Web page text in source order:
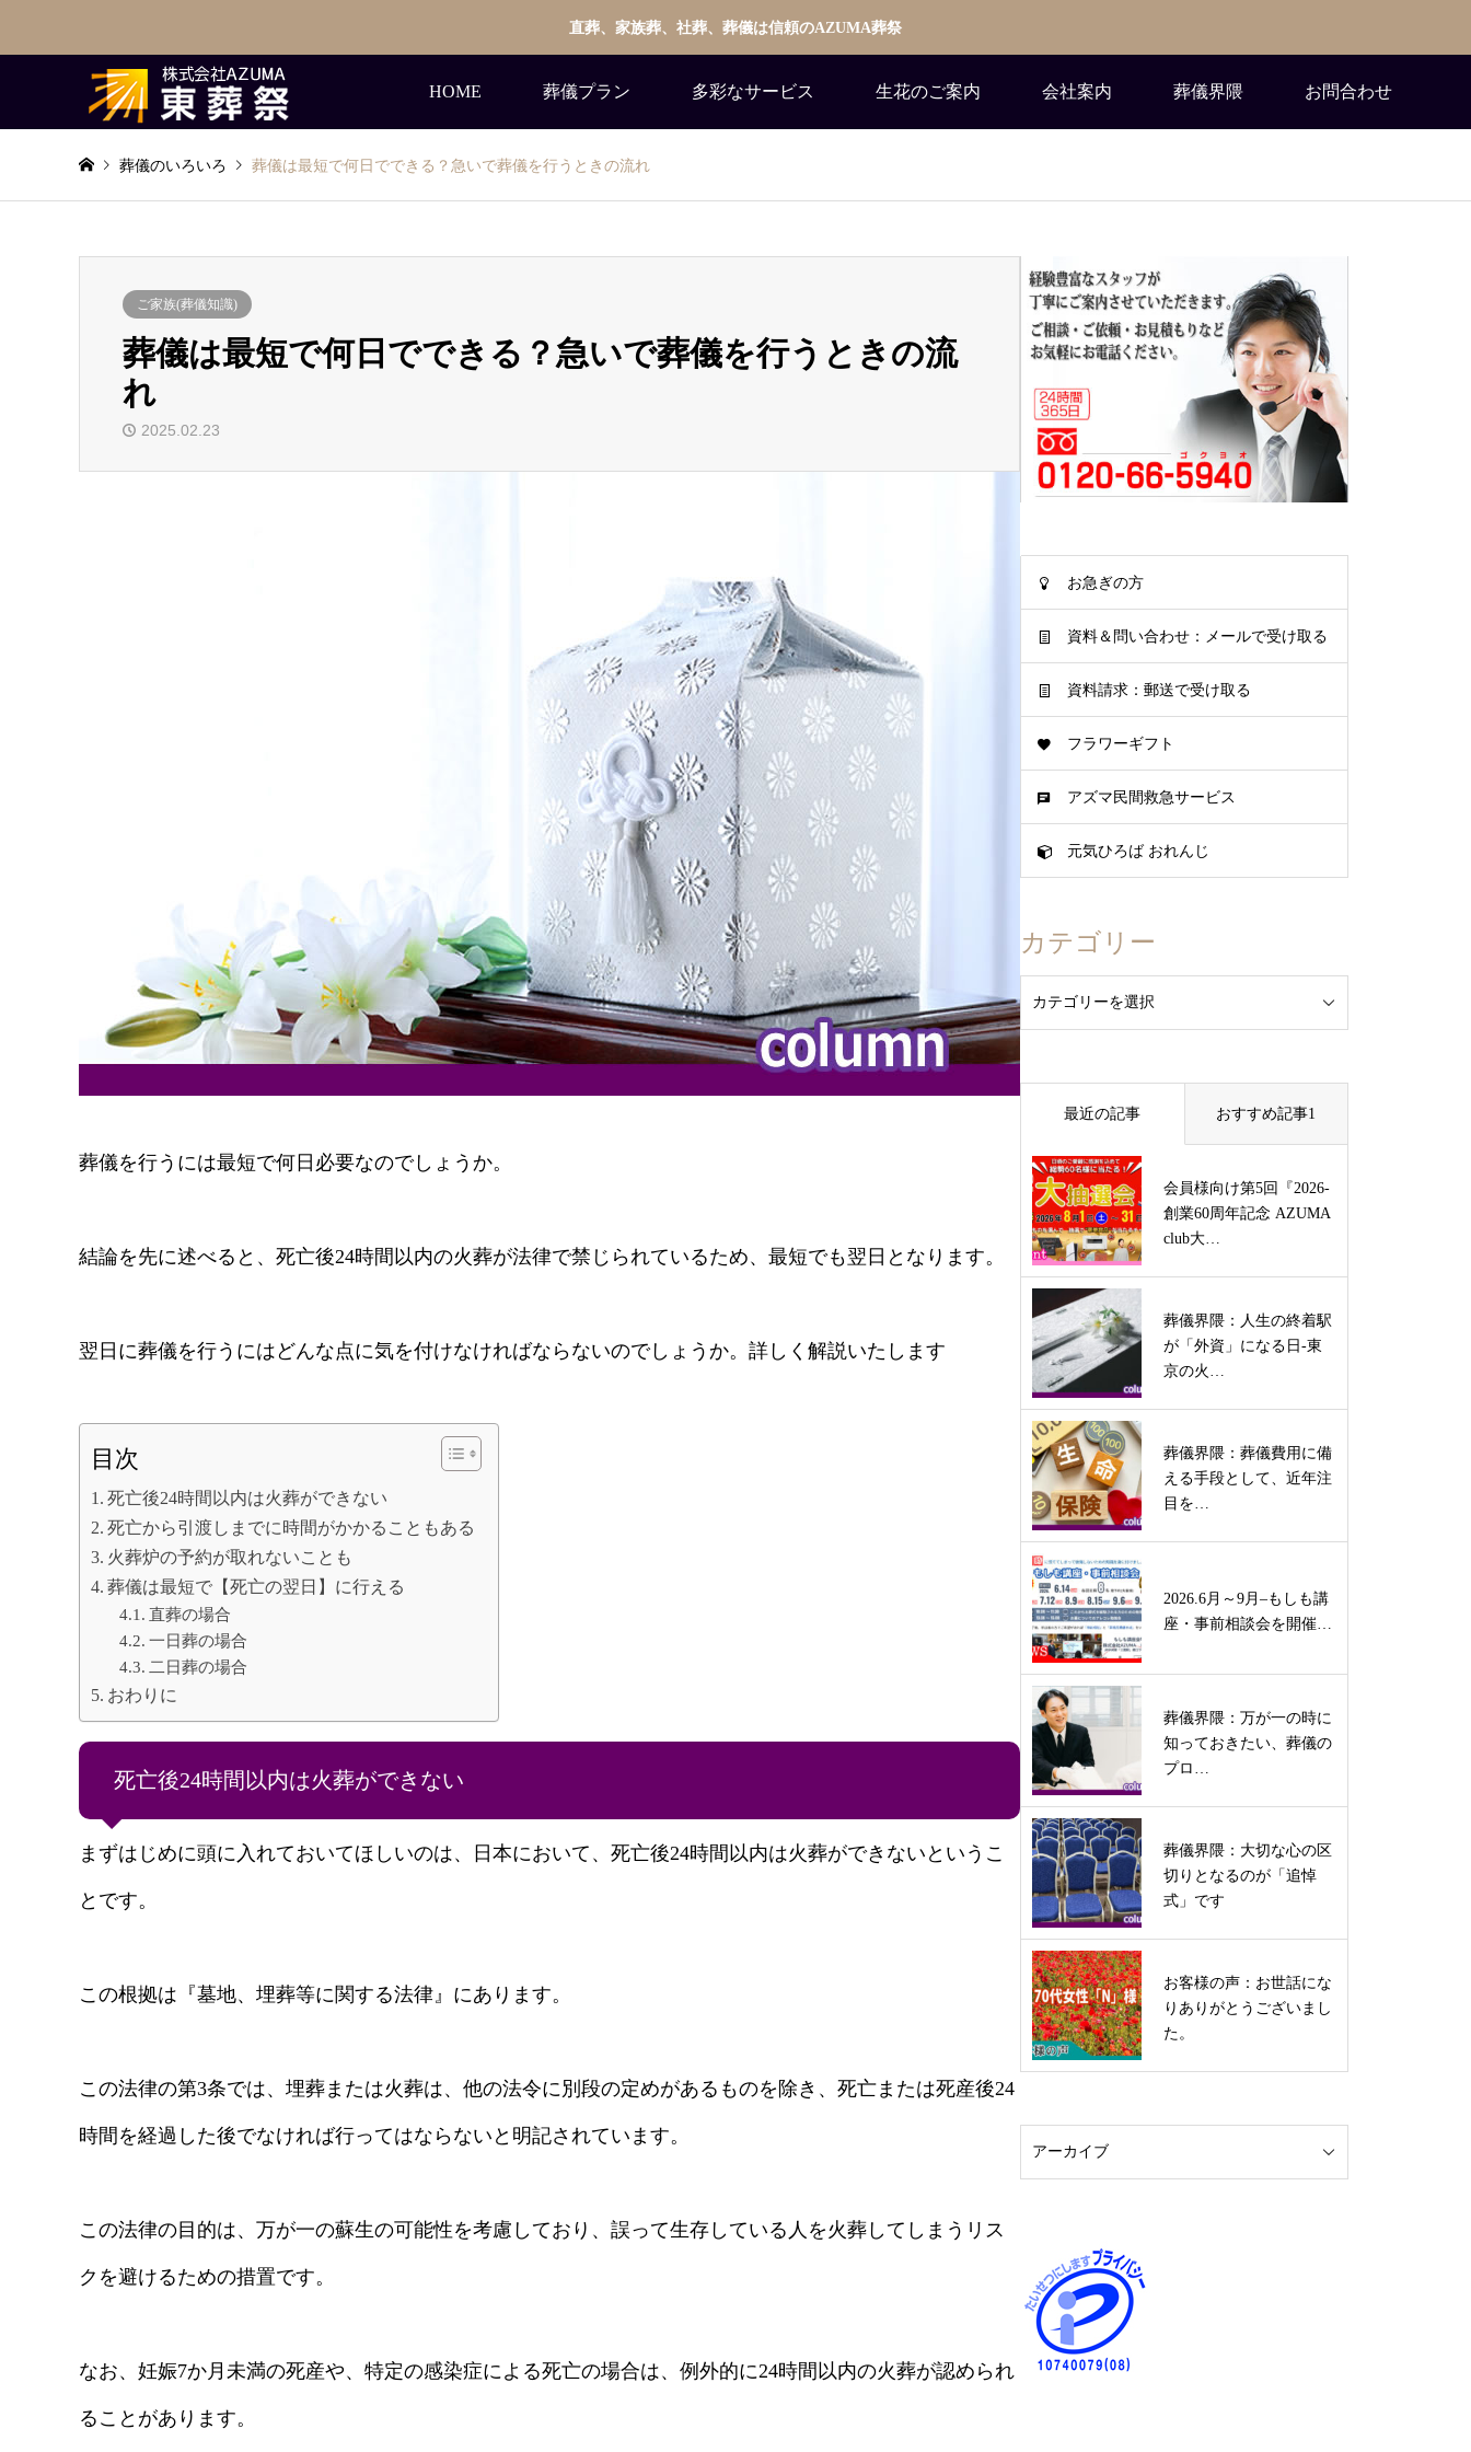
直葬、家族葬、社葬、葬儀は信頼のAZUMA葬祭
HOME 葬儀プラン 多彩なサービス 生花のご案内 会社案内 葬儀界隈 お問合わせ
葬儀のいろいろ 葬儀は最短で何日でできる？急いで葬儀を行うときの流れ
ご家族(葬儀知識)
葬儀は最短で何日でできる？急いで葬儀を行うときの流
れ
2025.02.23
葬儀を行うには最短で何日必要なのでしょうか。
結論を先に述べると、死亡後24時間以内の火葬が法律で禁じられているため、最短でも翌日となります。
翌日に葬儀を行うにはどんな点に気を付けなければならないのでしょうか。詳しく解説いたします
目次
死亡後24時間以内は火葬ができない
死亡から引渡しまでに時間がかかることもある
火葬炉の予約が取れないことも
葬儀は最短で【死亡の翌日】に行える
直葬の場合
一日葬の場合
二日葬の場合
おわりに
死亡後24時間以内は火葬ができない
まずはじめに頭に入れておいてほしいのは、日本において、死亡後24時間以内は火葬ができないというこ
とです。
この根拠は『墓地、埋葬等に関する法律』にあります。
この法律の第3条では、埋葬または火葬は、他の法令に別段の定めがあるものを除き、死亡または死産後24
時間を経過した後でなければ行ってはならないと明記されています。
この法律の目的は、万が一の蘇生の可能性を考慮しており、誤って生存している人を火葬してしまうリス
クを避けるための措置です。
なお、妊娠7か月未満の死産や、特定の感染症による死亡の場合は、例外的に24時間以内の火葬が認められ
ることがあります。
お急ぎの方
資料＆問い合わせ：メールで受け取る
資料請求：郵送で受け取る
フラワーギフト
アズマ民間救急サービス
元気ひろば おれんじ
カテゴリー
最近の記事 おすすめ記事1
会員様向け第5回『2026-
創業60周年記念 AZUMA
club大…
葬儀界隈：人生の終着駅
が「外資」になる日-東
京の火…
葬儀界隈：葬儀費用に備
える手段として、近年注
目を…
2026.6月～9月–もしも講
座・事前相談会を開催…
葬儀界隈：万が一の時に
知っておきたい、葬儀の
プロ…
葬儀界隈：大切な心の区
切りとなるのが「追悼
式」です
お客様の声：お世話にな
りありがとうございまし
た。